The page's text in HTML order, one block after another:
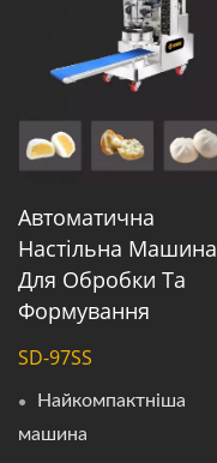
Автоматична
Настільна Машина
Для Обробки Та
Формування
SD-97SS
Найкомпактніша
машина